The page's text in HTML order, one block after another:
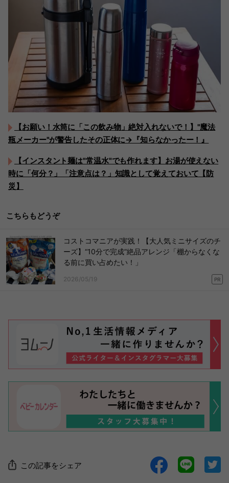
【お願い！水筒に「この飲み物」絶対入れないで！】"魔法
瓶メーカー"が警告したその正体に→『知らなかったー！』
【インスタント麺は"常温水"でも作れます】お湯が使えない
時に「何分？」「注意点は？」知識として覚えておいて【防
災】
こちらもどうぞ
コストコマニアが実践！【大人気ミニサイズのチ
ーズ】“10分で完成”絶品アレンジ「棚からなくな
る前に買い占めたい！」
2026/05/19 PR
この記事をシェア